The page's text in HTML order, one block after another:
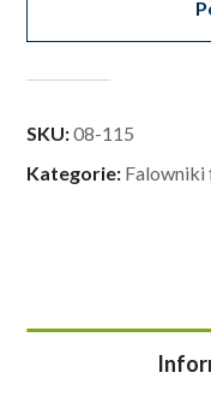
SKU:08-115
Kategorie: